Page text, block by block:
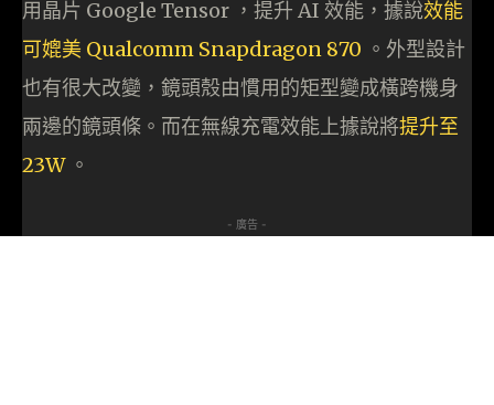
用晶片 Google Tensor ，提升 AI 效能，據說效能
可媲美 Qualcomm Snapdragon 870 。外型設計
也有很大改變，鏡頭殼由慣用的矩型變成橫跨機身
兩邊的鏡頭條。而在無線充電效能上據說將提升至
23W。
- 廣告 -